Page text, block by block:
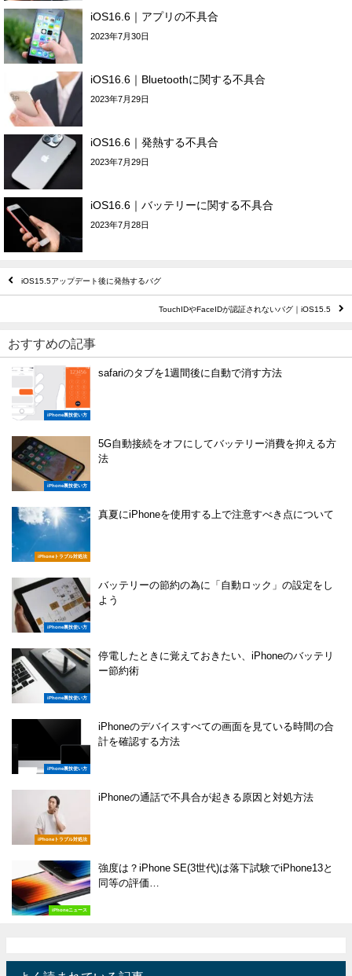
iOS16.6｜アプリの不具合
2023年7月30日
iOS16.6｜Bluetoothに関する不具合
2023年7月29日
iOS16.6｜発熱する不具合
2023年7月29日
iOS16.6｜バッテリーに関する不具合
2023年7月28日
iOS15.5アップデート後に発熱するバグ
TouchIDやFaceIDが認証されないバグ｜iOS15.5
おすすめの記事
iPhone裏技使い方
safariのタブを1週間後に自動で消す方法
iPhone裏技使い方
5G自動接続をオフにしてバッテリー消費を抑える方
法
iPhoneトラブル対処法
真夏にiPhoneを使用する上で注意すべき点について
iPhone裏技使い方
バッテリーの節約の為に「自動ロック」の設定をし
よう
iPhone裏技使い方
停電したときに覚えておきたい、iPhoneのバッテリ
ー節約術
iPhone裏技使い方
iPhoneのデバイスすべての画面を見ている時間の合
計を確認する方法
iPhoneトラブル対処法
iPhoneの通話で不具合が起きる原因と対処方法
iPhoneニュース
強度は？iPhone SE(3世代)は落下試験でiPhone13と
同等の評価…